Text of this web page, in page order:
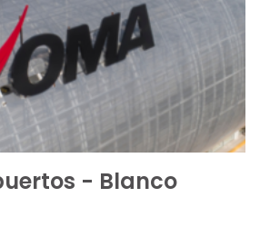
Ver la carpeta
- Blanco